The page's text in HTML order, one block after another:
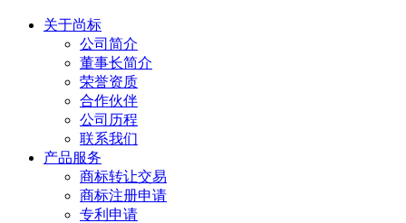
关于尚标
公司简介
董事长简介
荣誉资质
合作伙伴
公司历程
联系我们
产品服务
商标转让交易
商标注册申请
专利申请